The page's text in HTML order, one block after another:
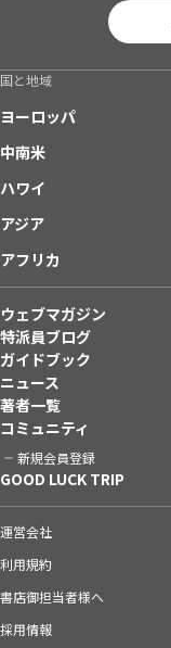
国と地域
ヨーロッパ
中南米
ハワイ
アジア
アフリカ
ウェブマガジン
特派員ブログ
ガイドブック
ニュース
著者一覧
コミュニティ
新規会員登録
GOOD LUCK TRIP
運営会社
利用規約
書店御担当者様へ
採用情報